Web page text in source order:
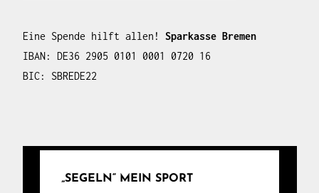
Eine Spende hilft allen!
Sparkasse Bremen
IBAN: DE36 2905 0101 0001 0720 16
BIC: SBREDE22
„SEGELN“ MEIN SPORT